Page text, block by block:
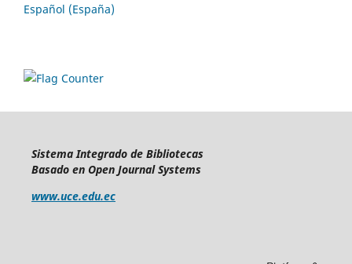
Español (España)
Sistema Integrado de Bibliotecas
Basado en Open Journal Systems
www.uce.edu.ec